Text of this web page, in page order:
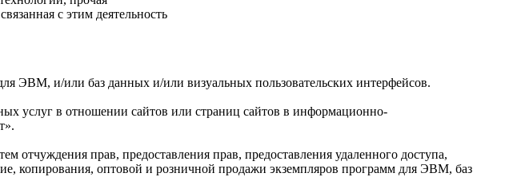
с этим деятельность
ЭВМ, и/или баз данных и/или визуальных пользовательских интерфейсов.
услуг в отношении сайтов или страниц сайтов в информационно-
прав, предоставления прав, предоставления удаленного доступа,
копирования, оптовой и розничной продажи экземпляров программ для ЭВМ, баз